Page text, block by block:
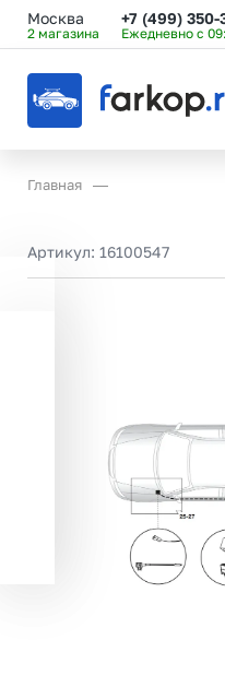
Москва
2 магазина
+7 (499) 350-
Ежедневно с
Главная
Артикул: 16100547